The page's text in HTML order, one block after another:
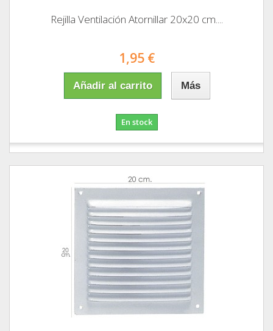
Rejilla Ventilación Atornillar 20x20 cm....
1,95 €
Añadir al carrito Más
En stock